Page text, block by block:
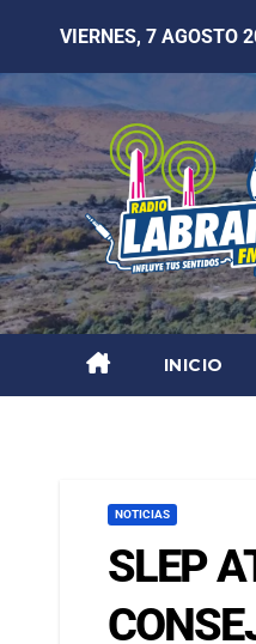
VIERNES, 7 AGOSTO
INICIO
NOTICIAS
SLEP